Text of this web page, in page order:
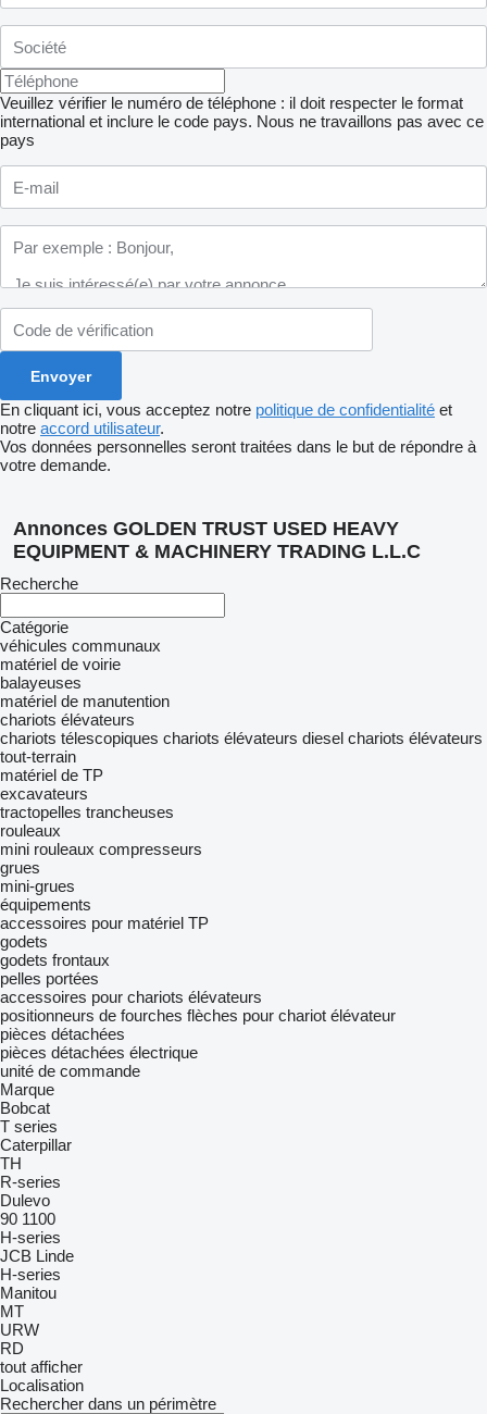
Veuillez vérifier le numéro de téléphone : il doit respecter le format
international et inclure le code pays. Nous ne travaillons pas avec ce
pays
En cliquant ici, vous acceptez notre politique de confidentialité et
notre accord utilisateur.
Vos données personnelles seront traitées dans le but de répondre à
votre demande.
Annonces GOLDEN TRUST USED HEAVY
EQUIPMENT & MACHINERY TRADING L.L.C
Recherche
Catégorie
véhicules communaux
matériel de voirie
balayeuses
matériel de manutention
chariots élévateurs
chariots télescopiques chariots élévateurs diesel chariots élévateurs
tout-terrain
matériel de TP
excavateurs
tractopelles trancheuses
rouleaux
mini rouleaux compresseurs
grues
mini-grues
équipements
accessoires pour matériel TP
godets
godets frontaux
pelles portées
accessoires pour chariots élévateurs
positionneurs de fourches flèches pour chariot élévateur
pièces détachées
pièces détachées électrique
unité de commande
Marque
Bobcat
T series
Caterpillar
TH
R-series
Dulevo
90 1100
H-series
JCB Linde
H-series
Manitou
MT
URW
RD
tout afficher
Localisation
Rechercher dans un périmètre